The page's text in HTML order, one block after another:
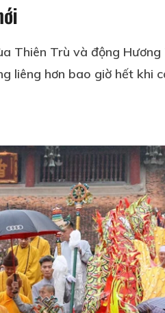
Thiên Trù và động
liêng hơn bao giờ hết khi